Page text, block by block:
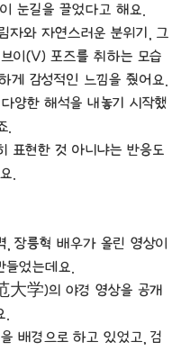
눈길을 끌었다고 해요.
자와 자연스러운 분위기, 그
이(V) 포즈를 취하는 모습
감성적인 느낌을 줬어요.
양한 해석을 내놓기 시작했
.
표현한 것 아니냐는 반응도
.
장릉혁 배우가 올린 영상이
었는데요.
大学)의 야경 영상을 공개
배경으로 하고 있었고, 검